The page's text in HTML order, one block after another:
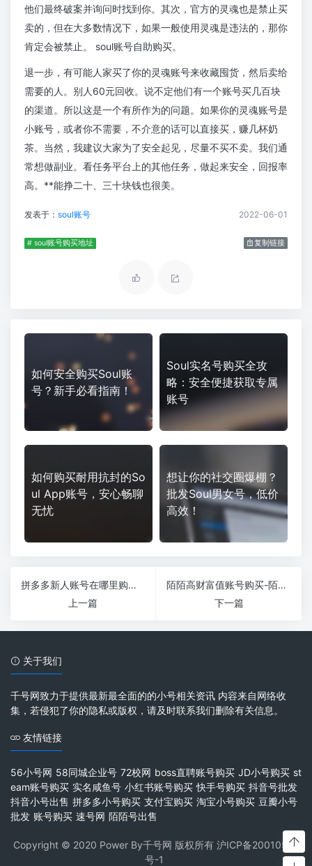
他们最终破案并询问时找到你。其次，官方的灵魂也是禁止买
卖的，但在大多数情况下，如果一般使用灵魂是违法的，那你
肯定会被禁止。 soul账号自助购买。
退一步，有可能人家买了你的灵魂账号来收藏囤货，然后卖给
需要的人。别人60元回收。说不定他们有一个账号买几百块
的渠道。所以这是一个有所作为的问题。如果你的灵魂账号是
小账号，或者你不需要，不介意的话可以直接买，赚几杯奶
茶。当然，我建议大家为了安全起见，尽量不买不卖。我们通
常想做副业。看任务平台上的其他任务，做起来安全，回报率
高。**能挣二十、三十块钱也很美。
发表于： soul账号 2022-06-01
# soul账号购买地址 复制链接
如何安全购买Soul账
号？新手必看指南！
Soul实名号购买全攻
略：安全便捷获取专属
账号
如何购买耐用抗封的So
ul App账号，安心畅聊
无忧
想让你的社交圈爆棚？
批发Soul男女号，低价
高效！
拼多多新人账号在哪里购买-拼多多新人号从哪里搞
上一篇
陌陌高财富值账号购买-陌陌号财富等级16级幸运等级5级低价转让？
下一篇
关于我们
千号网致力于提供最新最全面的的小号相关资讯 内容来自网络收
集，若侵犯了你的隐私或版权，请及时联系我们删除有关信息。
友情链接
56小号网 58同城企业号 72校网 boss直聘账号购买 JD小号购买 st
eam账号购买 实名咸鱼号 小红书账号购买 快手号购买 抖音号批发
抖音小号出售 拼多多小号购买 支付宝购买 淘宝小号购买 豆瓣小号
批发 账号购买 速号网 陌陌号出售
Copyright © 2020 Power By千号网 版权所有 沪ICP备20010537
号-1